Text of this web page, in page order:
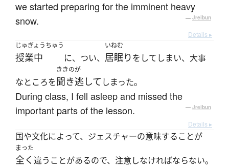
we started preparing for the imminent heavy
snow.
— Jreibun
Details ▸
じゅぎょうちゅう
授業中 に、つい、
いねむ
居眠りをしてしまい、大事
なところを
ききのが
聞き逃して しまった。
During class, I fell asleep and missed the
important parts of the lesson.
— Jreibun
Details ▸
国や文化によって、ジェスチャーの意味することが
まった
全く 違うことがあるので、注意しなければならない。